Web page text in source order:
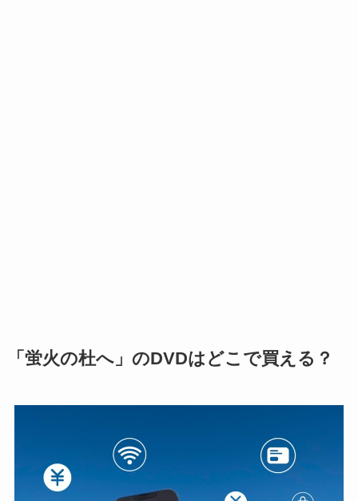
「蛍火の杜へ」のDVDはどこで買える？